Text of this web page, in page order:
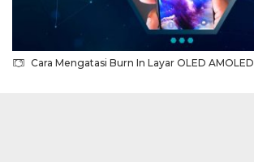
Cara Mengatasi Burn In Layar OLED AMOLED